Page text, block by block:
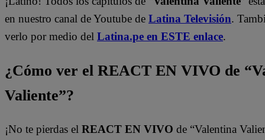
en nuestro canal de Youtube de Latina Televisión.
verlo por medio del Latina.pe en ESTE enlace.
¿Cómo ver el REACT EN VIVO de
Valiente”?
¡No te pierdas el REACT EN VIVO de “Valentina